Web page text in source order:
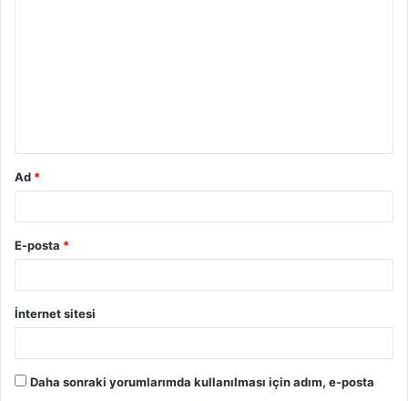
Ad *
E-posta *
İnternet sitesi
Daha sonraki yorumlarımda kullanılması için adım, e-posta